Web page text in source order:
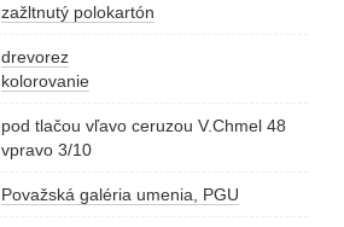
zažltnutý polokartón
drevorez
kolorovanie
pod tlačou vľavo ceruzou V.Chmel 48
vpravo 3/10
Považská galéria umenia, PGU